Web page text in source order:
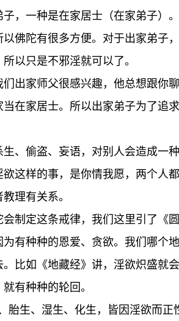
，一种是在家居士（在家弟子）
佛陀有很多方便。对于出家弟子
以只是不邪淫就可以了。
出家师父很感兴趣，他总想跟你
在家居士。所以出家弟子为了追
、偷盗、妄语，对别人会造成一
这样的事，是你情我愿，两个人
理有关系。
制定这条戒律，我们这里引了《
有种种的恩爱、贪欲。我们哪个
比如《地藏经》讲，淫欲炽盛就
有种种的轮回。
胎生、湿生、化生，皆因淫欲而